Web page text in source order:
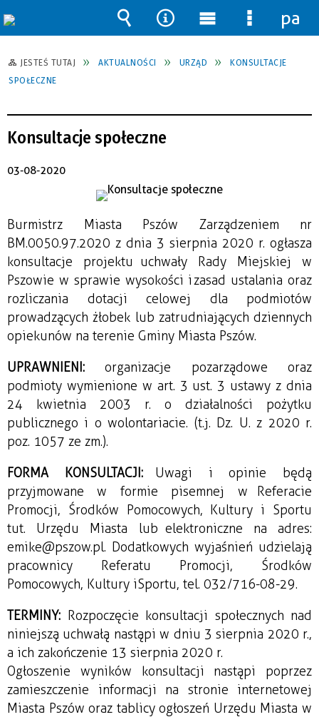
JESTEŚ TUTAJ AKTUALNOŚCI URZĄD
KONSULTACJE
SPOŁECZNE
Konsultacje społeczne
03-08-2020
Burmistrz Miasta Pszów Zarządzeniem nr
BM.0050.97.2020 z dnia 3 sierpnia 2020 r. ogłasza
konsultacje projektu uchwały Rady Miejskiej w
Pszowie w sprawie wysokości i zasad ustalania oraz
rozliczania dotacji celowej dla podmiotów
prowadzących żłobek lub zatrudniających dziennych
opiekunów na terenie Gminy Miasta Pszów.
UPRAWNIENI: organizacje pozarządowe oraz
podmioty wymienione w art. 3 ust. 3 ustawy z dnia
24 kwietnia 2003 r. o działalności pożytku
publicznego i o wolontariacie. (t.j. Dz. U. z 2020 r.
poz. 1057 ze zm.).
FORMA KONSULTACJI:Uwagi i opinie będą
przyjmowane w formie pisemnej w Referacie
Promocji, Środków Pomocowych, Kultury i Sportu
tut. Urzędu Miasta lub elektroniczne na adres:
emike@pszow.pl. Dodatkowych wyjaśnień udzielają
pracownicy Referatu Promocji, Środków
Pomocowych, Kultury i Sportu, tel. 032/716-08-29.
TERMINY: Rozpoczęcie konsultacji społecznych nad
niniejszą uchwałą nastąpi w dniu 3 sierpnia 2020 r.,
a ich zakończenie 13 sierpnia 2020 r.
Ogłoszenie wyników konsultacji nastąpi poprzez
zamieszczenie informacji na stronie internetowej
Miasta Pszów oraz tablicy ogłoszeń Urzędu Miasta w
Wyszukiwarka
Narzędzia
Menu
główne
Menu